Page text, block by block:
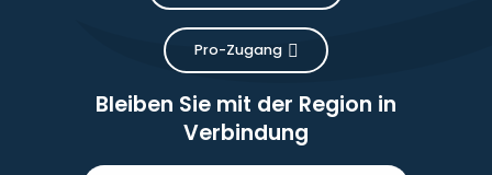
Pro-Zugang
Bleiben Sie mit der Region in
Verbindung